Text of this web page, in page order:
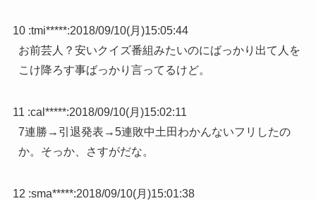
10 :tmi*****:2018/09/10(月)15:05:44
お前芸人？安いクイズ番組みたいのにばっかり出て人を
こけ降ろす事ばっかり言ってるけど。
11 :cal*****:2018/09/10(月)15:02:11
7連勝→引退発表→5連敗中土田わかんないフリしたの
か。そっか、さすがだな。
12 :sma*****:2018/09/10(月)15:01:38